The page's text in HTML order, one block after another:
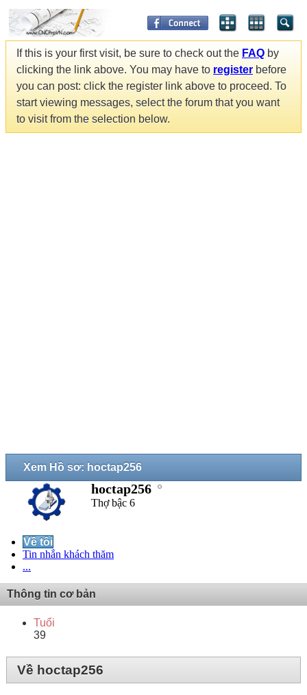
If this is your first visit, be sure to check out the FAQ by
clicking the link above. You may have to register before
you can post: click the register link above to proceed. To
start viewing messages, select the forum that you want
to visit from the selection below.
Xem Hồ sơ: hoctap256
hoctap256
Thợ bậc 6
Về tôi
Tin nhắn khách thăm
...
Thông tin cơ bản
Tuổi
39
Về hoctap256